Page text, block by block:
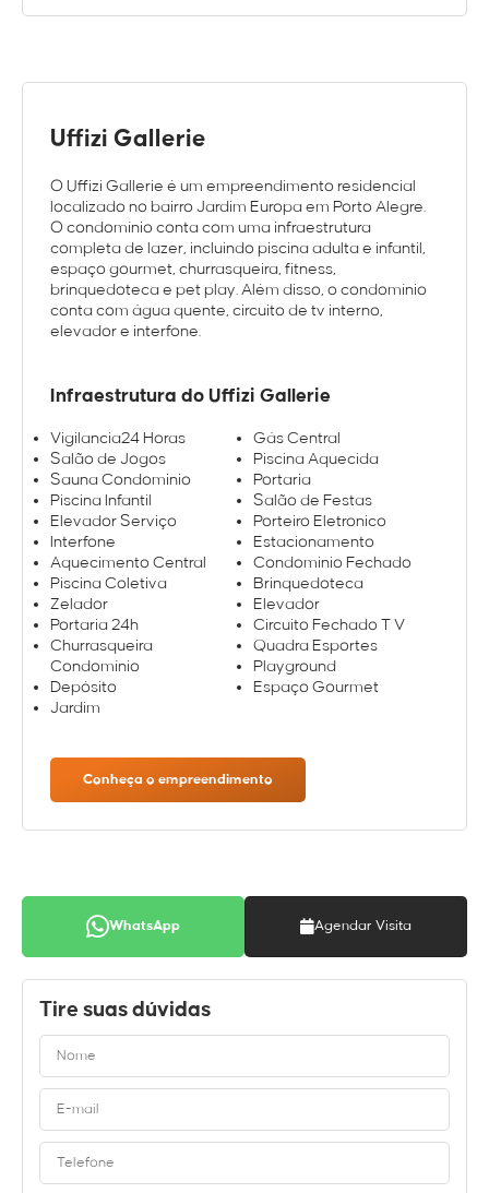
Uffizi Gallerie
O Uffizi Gallerie é um empreendimento residencial
localizado no bairro Jardim Europa em Porto Alegre.
O condomínio conta com uma infraestrutura
completa de lazer, incluindo piscina adulta e infantil,
espaço gourmet, churrasqueira, fitness,
brinquedoteca e pet play. Além disso, o condomínio
conta com água quente, circuito de tv interno,
elevador e interfone.
Infraestrutura do Uffizi Gallerie
Vigilancia24 Horas
Salão de Jogos
Sauna Condominio
Piscina Infantil
Elevador Serviço
Interfone
Aquecimento Central
Piscina Coletiva
Zelador
Portaria 24h
Churrasqueira
Condomínio
Depósito
Jardim
Gás Central
Piscina Aquecida
Portaria
Salão de Festas
Porteiro Eletronico
Estacionamento
Condominio Fechado
Brinquedoteca
Elevador
Circuito Fechado T V
Quadra Esportes
Playground
Espaço Gourmet
Conheça o empreendimento
WhatsApp Agendar Visita
Tire suas dúvidas